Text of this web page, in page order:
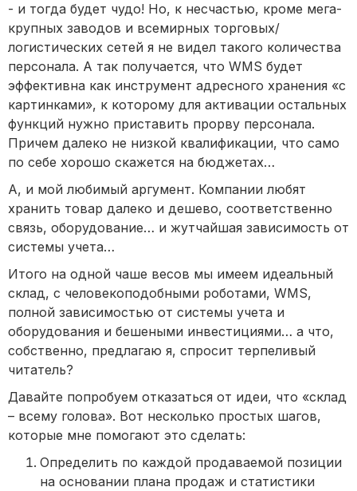
- и тогда будет чудо! Но, к несчастью, кроме мега-
крупных заводов и всемирных торговых/
логистических сетей я не видел такого количества
персонала. А так получается, что WMS будет
эффективна как инструмент адресного хранения «с
картинками», к которому для активации остальных
функций нужно приставить прорву персонала.
Причем далеко не низкой квалификации, что само
по себе хорошо скажется на бюджетах…
А, и мой любимый аргумент. Компании любят
хранить товар далеко и дешево, соответственно
связь, оборудование… и жутчайшая зависимость от
системы учета…
Итого на одной чаше весов мы имеем идеальный
склад, с человекоподобными роботами, WMS,
полной зависимостью от системы учета и
оборудования и бешеными инвестициями… а что,
собственно, предлагаю я, спросит терпеливый
читатель?
Давайте попробуем отказаться от идеи, что «склад
– всему голова». Вот несколько простых шагов,
которые мне помогают это сделать:
Определить по каждой продаваемой позиции
на основании плана продаж и статистики